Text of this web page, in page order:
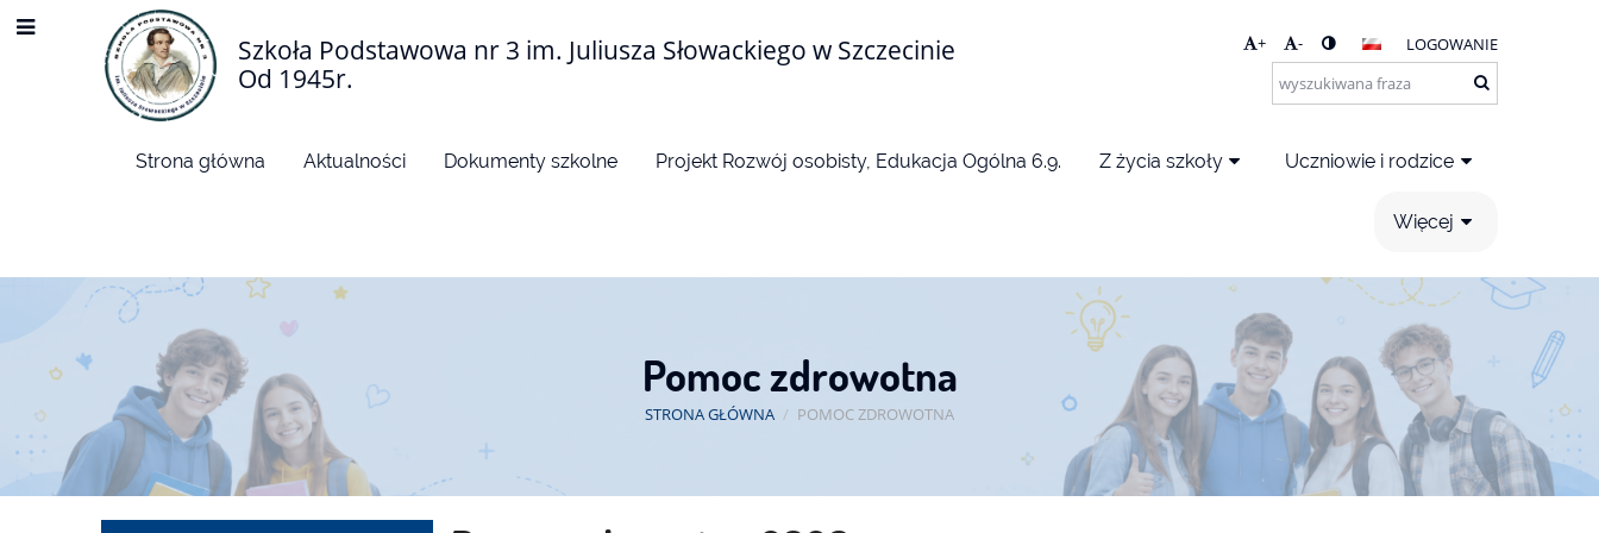
Szkoła Podstawowa nr 3 im. Juliusza Słowackiego w Szczecinie
Od 1945r.
+ - LOGOWANIE
Strona główna Aktualności Dokumenty szkolne Projekt Rozwój osobisty, Edukacja Ogólna 6.9. Z życia szkoły Uczniowie i rodzice
Więcej
Pomoc zdrowotna
STRONA GŁÓWNA / POMOC ZDROWOTNA